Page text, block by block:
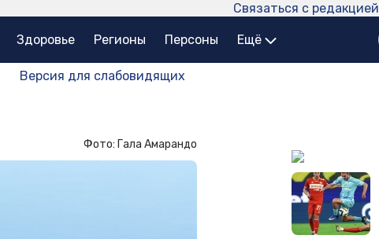
Связаться с редакцией
Здоровье Регионы Персоны Ещё
Версия для слабовидящих
Фото: Гала Амарандо